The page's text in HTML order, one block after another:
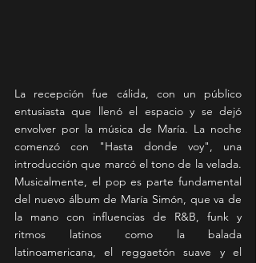
La recepción fue cálida, con un público
entusiasta que llenó el espacio y se dejó
envolver por la música de María. La noche
comenzó con "Hasta donde voy", una
introducción que marcó el tono de la velada.
Musicalmente, el pop es parte fundamental
del nuevo álbum de María Simón, que va de
la mano con influencias de R&B, funk y
ritmos latinos como la balada
latinoamericana, el reggaetón suave y el